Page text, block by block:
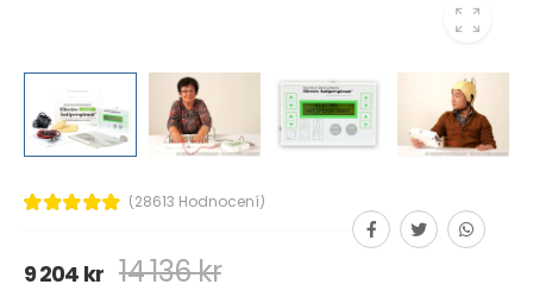
(28613 Hodnocení)
9 204 kr 14 136 kr